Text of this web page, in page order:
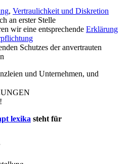
, Vertraulichkeit und Diskretion
an erster Stelle
wir eine entsprechende Erklärung
Schutzes der anvertrauten
und Unternehmen, und
lexika steht für